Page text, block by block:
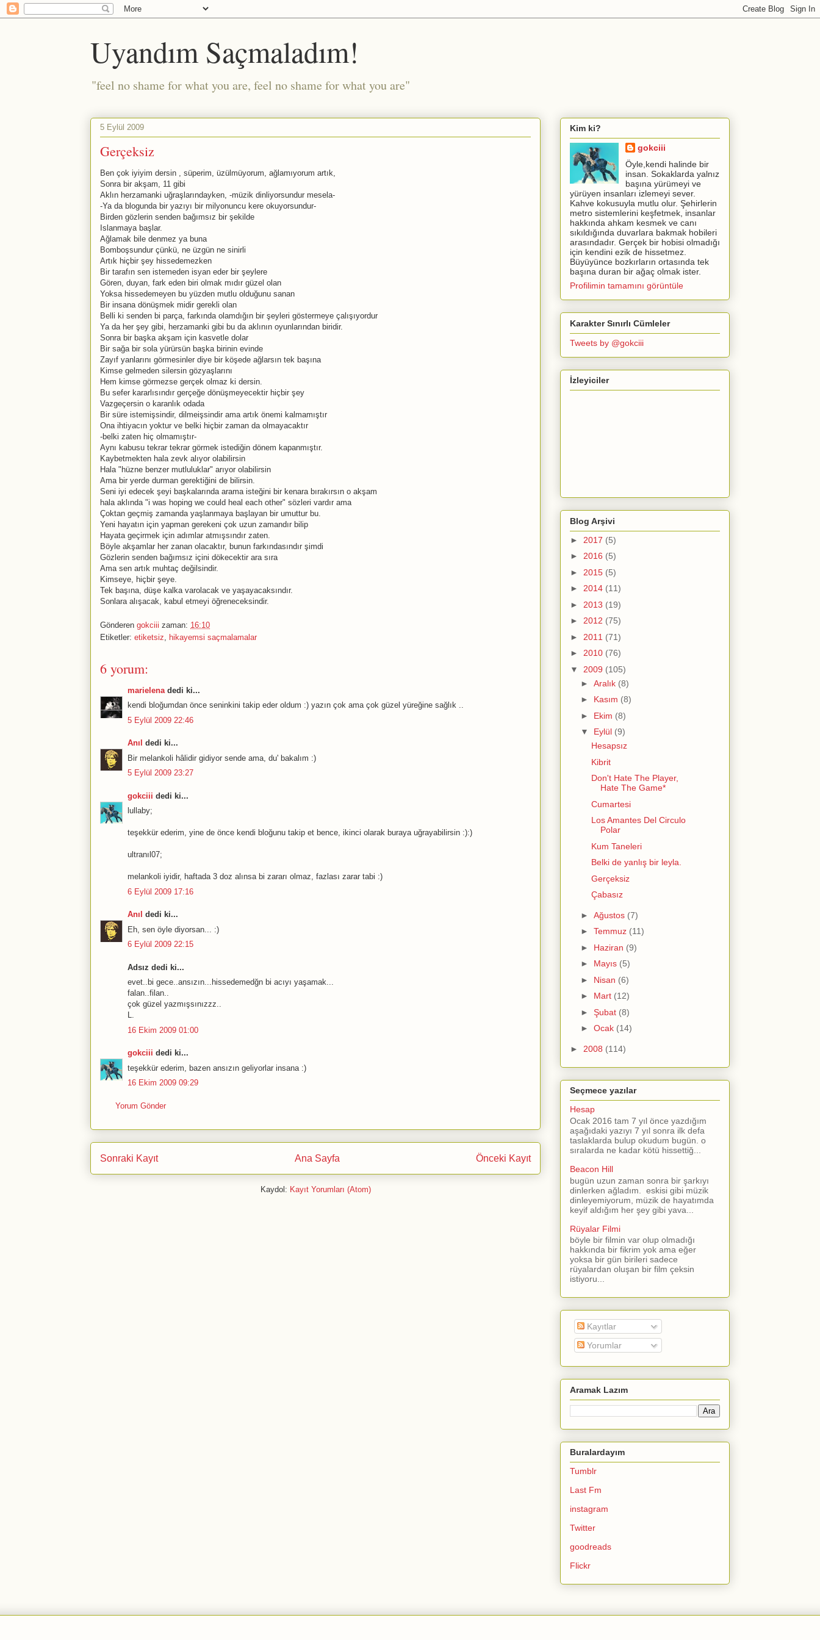
Uyandım Saçmaladım!
"feel no shame for what you are, feel no shame for what you are"
5 Eylül 2009
Gerçeksiz
Ben çok iyiyim dersin , süperim, üzülmüyorum, ağlamıyorum artık,
Sonra bir akşam, 11 gibi
Aklın herzamanki uğraşlarındayken, -müzik dinliyorsundur mesela-
-Ya da blogunda bir yazıyı bir milyonuncu kere okuyorsundur-
Birden gözlerin senden bağımsız bir şekilde
Islanmaya başlar.
Ağlamak bile denmez ya buna
Bomboşsundur çünkü, ne üzgün ne sinirli
Artık hiçbir şey hissedemezken
Bir tarafın sen istemeden isyan eder bir şeylere
Gören, duyan, fark eden biri olmak mıdır güzel olan
Yoksa hissedemeyen bu yüzden mutlu olduğunu sanan
Bir insana dönüşmek midir gerekli olan
Belli ki senden bi parça, farkında olamdığın bir şeyleri göstermeye çalışıyordur
Ya da her şey gibi, herzamanki gibi bu da aklının oyunlarından biridir.
Sonra bir başka akşam için kasvetle dolar
Bir sağa bir sola yürürsün başka birinin evinde
Zayıf yanlarını görmesinler diye bir köşede ağlarsın tek başına
Kimse gelmeden silersin gözyaşlarını
Hem kimse görmezse gerçek olmaz ki dersin.
Bu sefer kararlısındır gerçeğe dönüşmeyecektir hiçbir şey
Vazgeçersin o karanlık odada
Bir süre istemişsindir, dilmeişsindir ama artık önemi kalmamıştır
Ona ihtiyacın yoktur ve belki hiçbir zaman da olmayacaktır
-belki zaten hiç olmamıştır-
Aynı kabusu tekrar tekrar görmek istediğin dönem kapanmıştır.
Kaybetmekten hala zevk alıyor olabilirsin
Hala "hüzne benzer mutluluklar" arıyor olabilirsin
Ama bir yerde durman gerektiğini de bilirsin.
Seni iyi edecek şeyi başkalarında arama isteğini bir kenara bırakırsın o akşam
hala aklında "i was hoping we could heal each other" sözleri vardır ama
Çoktan geçmiş zamanda yaşlanmaya başlayan bir umuttur bu.
Yeni hayatın için yapman gerekeni çok uzun zamandır bilip
Hayata geçirmek için adımlar atmışsındır zaten.
Böyle akşamlar her zanan olacaktır, bunun farkındasındır şimdi
Gözlerin senden bağımsız içini dökecektir ara sıra
Ama sen artık muhtaç değilsindir.
Kimseye, hiçbir şeye.
Tek başına, düşe kalka varolacak ve yaşayacaksındır.
Sonlara alışacak, kabul etmeyi öğreneceksindir.
Gönderen gokciii zaman: 16:10
Etiketler: etiketsiz hikayemsi saçmalamalar
6 yorum:
marielena dedi ki...
kendi bloğumdan önce seninkini takip eder oldum :) yazın çok ama çok güzel yüreğine sağlık ..
5 Eylül 2009 22:46
Anıl dedi ki...
Bir melankoli hâlidir gidiyor sende ama, du' bakalım :)
5 Eylül 2009 23:27
gokciii dedi ki...
lullaby;
teşekkür ederim, yine de önce kendi bloğunu takip et bence, ikinci olarak buraya uğrayabilirsin :):)
ultranıl07;
melankoli iyidir, haftada 3 doz alınsa bi zararı olmaz, fazlası zarar tabi :)
6 Eylül 2009 17:16
Anıl dedi ki...
Eh, sen öyle diyorsan... :)
6 Eylül 2009 22:15
Adsız dedi ki...
evet..bi gece..ansızın...hissedemedğn bi acıyı yaşamak...
falan..filan..
çok güzel yazmışsınızzz..
L.
16 Ekim 2009 01:00
gokciii dedi ki...
teşekkür ederim, bazen ansızın geliyorlar insana :)
16 Ekim 2009 09:29
Yorum Gönder
Sonraki Kayıt Önceki Kayıt
Ana Sayfa
Kaydol: Kayıt Yorumları (Atom)
Kim ki?
gokciii
Öyle,kendi halinde bir
insan. Sokaklarda yalnız
başına yürümeyi ve
yürüyen insanları izlemeyi sever.
Kahve kokusuyla mutlu olur. Şehirlerin
metro sistemlerini keşfetmek, insanlar
hakkında ahkam kesmek ve canı
sıkıldığında duvarlara bakmak hobileri
arasındadır. Gerçek bir hobisi olmadığı
için kendini ezik de hissetmez.
Büyüyünce bozkırların ortasında tek
başına duran bir ağaç olmak ister.
Profilimin tamamını görüntüle
Karakter Sınırlı Cümleler
Tweets by @gokciii
İzleyiciler
Blog Arşivi
► 2017 (5)
► 2016 (5)
► 2015 (5)
► 2014 (11)
► 2013 (19)
► 2012 (75)
► 2011 (71)
► 2010 (76)
▼ 2009 (105)
► Aralık (8)
► Kasım (8)
► Ekim (8)
▼ Eylül (9)
Hesapsız
Kibrit
Don't Hate The Player,
Hate The Game*
Cumartesi
Los Amantes Del Circulo
Polar
Kum Taneleri
Belki de yanlış bir leyla.
Gerçeksiz
Çabasız
► Ağustos (7)
► Temmuz (11)
► Haziran (9)
► Mayıs (5)
► Nisan (6)
► Mart (12)
► Şubat (8)
► Ocak (14)
► 2008 (114)
Seçmece yazılar
Hesap
Ocak 2016 tam 7 yıl önce yazdığım
aşağıdaki yazıyı 7 yıl sonra ilk defa
taslaklarda bulup okudum bugün. o
sıralarda ne kadar kötü hissettiğ...
Beacon Hill
bugün uzun zaman sonra bir şarkıyı
dinlerken ağladım. eskisi gibi müzik
dinleyemiyorum, müzik de hayatımda
keyif aldığım her şey gibi yava...
Rüyalar Filmi
böyle bir filmin var olup olmadığı
hakkında bir fikrim yok ama eğer
yoksa bir gün birileri sadece
rüyalardan oluşan bir film çeksin
istiyoru...
Kayıtlar
Yorumlar
Aramak Lazım
Buralardayım
Tumblr
Last Fm
instagram
Twitter
goodreads
Flickr